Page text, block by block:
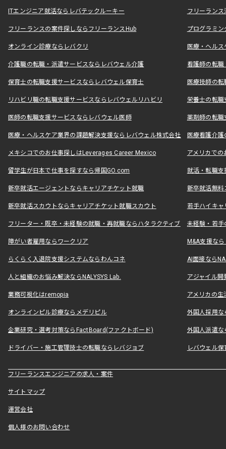
ITエンジニア就活ならレバテックルーキー フリーラン
フリーランスの案件探しならフリーランスHub プログラミ
オンライン診療ならレバクリ 医療・ヘル
介護職の転職・派遣サービスならレバウェル介護 看護師の転
保育士の転職支援サービスならレバウェル保育士 医療技師の
リハビリ職の転職支援サービスならレバウェルリハビリ 栄養士の転
医師の転職支援サービスならレバウェル医師 薬剤師の転
医療・ヘルスケア業界の課題解決支援ならレバウェル株式会社 医療看護介
メキシコでのお仕事探しはLeverages Career Mexico アメリカで
留学生が日本で仕事を探すなら帰国GO.com 就活・転職
新卒就活エージェントならキャリアチケット就職 新卒就活無料
新卒就活スカウトならキャリアチケット就職スカウト 若手ハイキ
フリーター・既卒・未経験の就職・再就職ならハタラクティブ 未経験・若手
障がい者雇用ならワークリア M&A支援な
らくらく入退院支援システムならわんコネ AI面接なら
人と組織のお悩み解決ならNALYSYS Lab. アジャイル
業務可視化はremopia アメリカの
オンラインピル診療ならメデリピル 外国人採用
企業研究・選考対策ならFactBoard(ファクトボード) 外国人派遣な
ドライバー・施工管理技士の転職ならレバジョブ レバウェル
フリーランスエンジニアの求人・案件
サイトマップ
運営会社
個人様のお問い合わせ